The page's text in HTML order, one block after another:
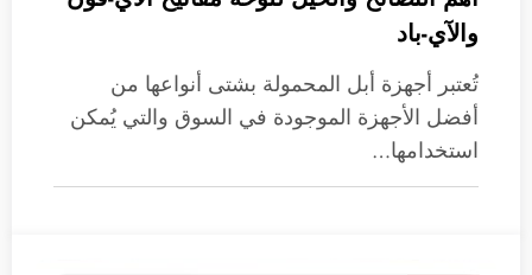
والآي-باد
تُعتبر أجهزة أبل المحمولة بشتى أنواعها من
أفضل الأجهزة الموجودة في السوق والتي يُمكن
استخدامها…